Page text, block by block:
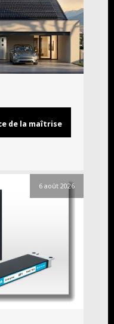
de la maîtrise
6 août 2026